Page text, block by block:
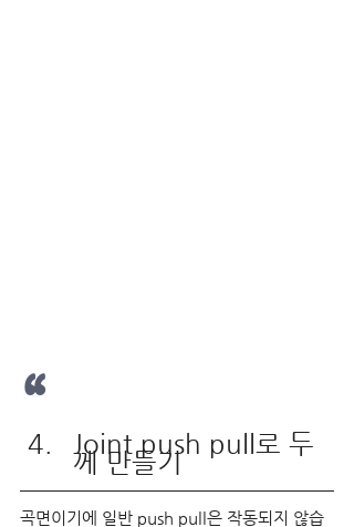
“ Joint push pull로 두
께 만들기
곡면이기에 일반 push pull은 작동되지 않습